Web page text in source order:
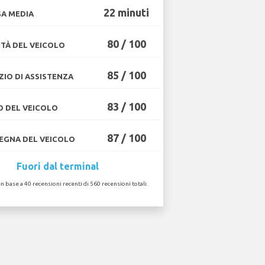
MEDIA 22 minuti
DEL VEICOLO 80 / 100
DI ASSISTENZA 85 / 100
DEL VEICOLO 83 / 100
DEL VEICOLO 87 / 100
Fuori dal terminal
base a 40 recensioni recenti di 560 recensioni totali.